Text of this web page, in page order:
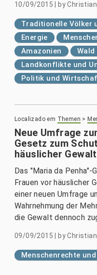
10/09/2015 by
Traditionelle Völker
Energie
Amazonien
Wald
Landkonflikte und
Politik und
Localizado em Themen >
Neue Umfrage
Gesetz zum
häuslicher
Das "Maria da
Frauen vor häuslicher
einer neuen Umfrage
Wahrnehmung der
die Gewalt dennoch
09/09/2015 by
Menschenrechte